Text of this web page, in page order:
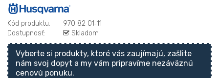
Kód produktu:
970 82 01‑11
Dostupnosť:
Skladom
Vyberte si produkty, ktoré vás zaujímajú, zašlite
nám svoj dopyt a my vám pripravíme nezáväznú
cenovú ponuku.